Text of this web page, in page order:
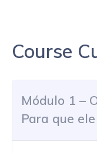
Course
Módulo 1 –
Para que